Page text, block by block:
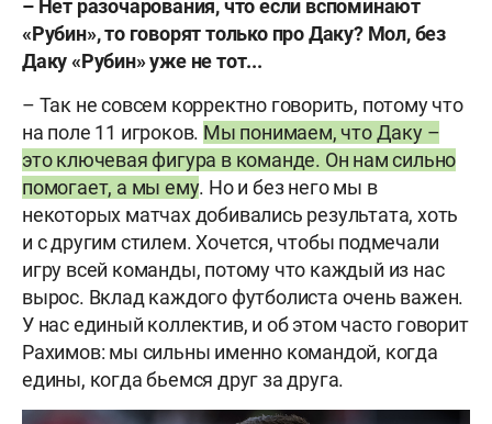
– Нет разочарования, что если вспоминают
«Рубин», то говорят только про Даку? Мол, без
Даку «Рубин» уже не тот...
– Так не совсем корректно говорить, потому что
на поле 11 игроков. Мы понимаем, что Даку –
это ключевая фигура в команде. Он нам сильно
помогает, а мы ему. Но и без него мы в
некоторых матчах добивались результата, хоть
и с другим стилем. Хочется, чтобы подмечали
игру всей команды, потому что каждый из нас
вырос. Вклад каждого футболиста очень важен.
У нас единый коллектив, и об этом часто говорит
Рахимов: мы сильны именно командой, когда
едины, когда бьемся друг за друга.